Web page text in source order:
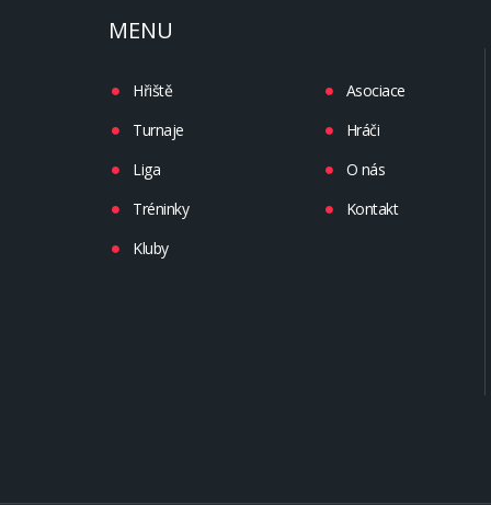
MENU
Hřiště
Turnaje
Liga
Tréninky
Kluby
Asociace
Hráči
O nás
Kontakt